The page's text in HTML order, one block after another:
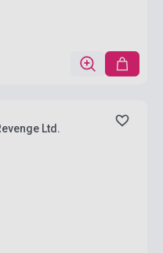
Ltd.